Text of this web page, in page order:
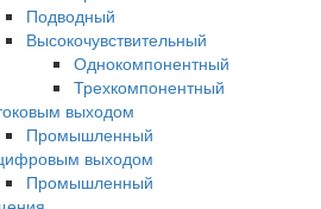
Подводный
Высокочувствительный
Однокомпонентный
Трехкомпонентный
выходом
Промышленный
выходом
Промышленный